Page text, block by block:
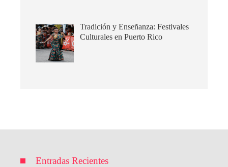
Tradición y Enseñanza: Festivales
Culturales en Puerto Rico
Entradas Recientes